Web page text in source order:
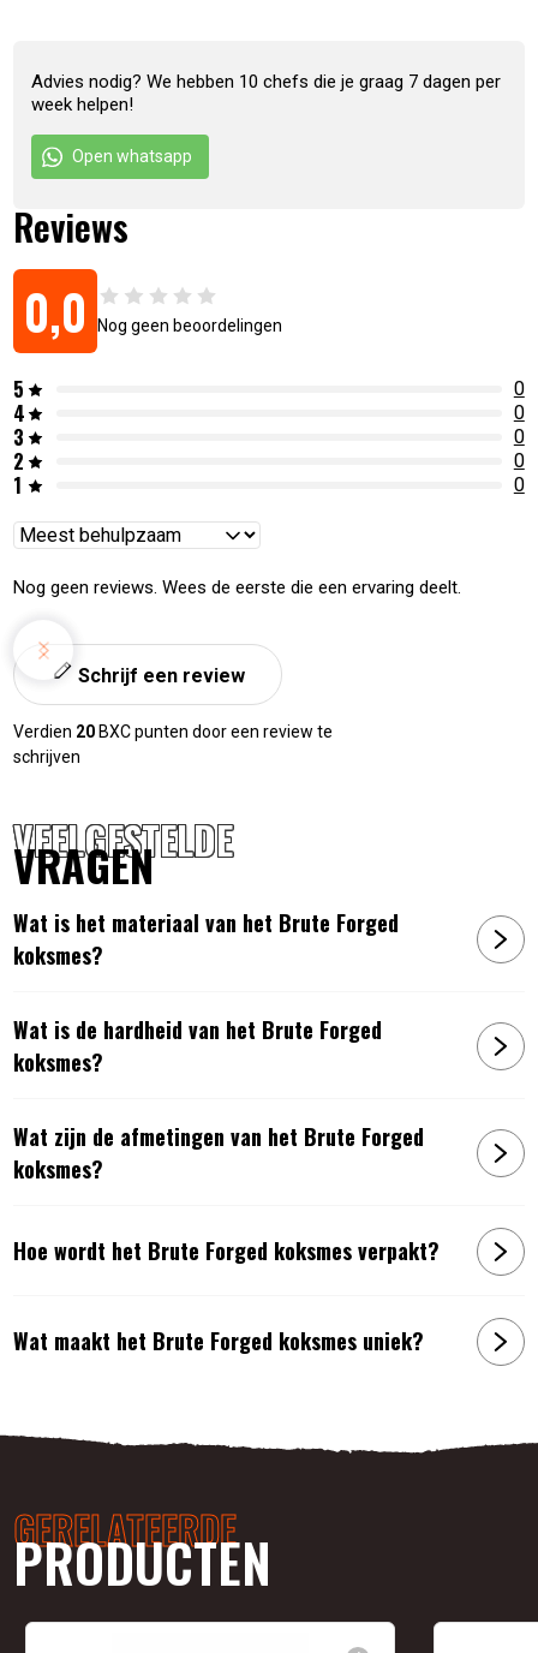
Artikelnummer:
Advies nodig? We hebben 10 chefs die je graag 7 dagen per
week helpen!
Open whatsapp
Reviews
0,0 Nog geen beoordelingen
5 0
4 0
3 0
2 0
1 0
Reviews
Nog geen reviews. Wees de eerste die een ervaring deelt.
Schrijf een review
Verdien 20 BXC punten door een review te
schrijven
VEELGESTELDE
VRAGEN
Wat is het materiaal van het Brute Forged
koksmes?
Wat is de hardheid van het Brute Forged
koksmes?
Wat zijn de afmetingen van het Brute Forged
koksmes?
Hoe wordt het Brute Forged koksmes verpakt?
Wat maakt het Brute Forged koksmes uniek?
GERELATEERDE
PRODUCTEN